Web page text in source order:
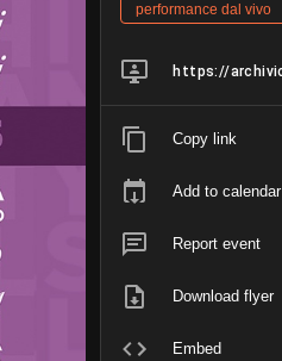
performance dal vivo
Copy link
Add to calendar
Report event
Download flyer
Embed